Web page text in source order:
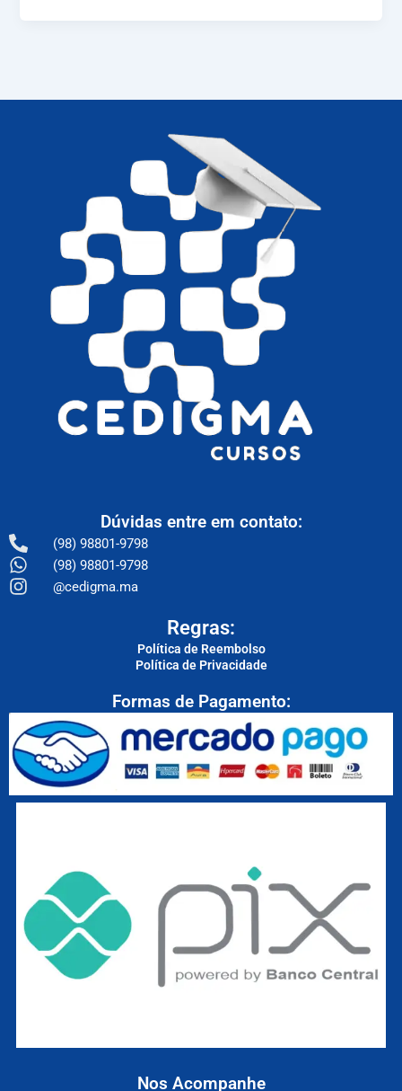
Dúvidas entre em contato:
(98) 98801-9798
(98) 98801-9798
@cedigma.ma
Regras:
Política de Reembolso
Política de Privacidade
Formas de Pagamento:
Nos Acompanhe